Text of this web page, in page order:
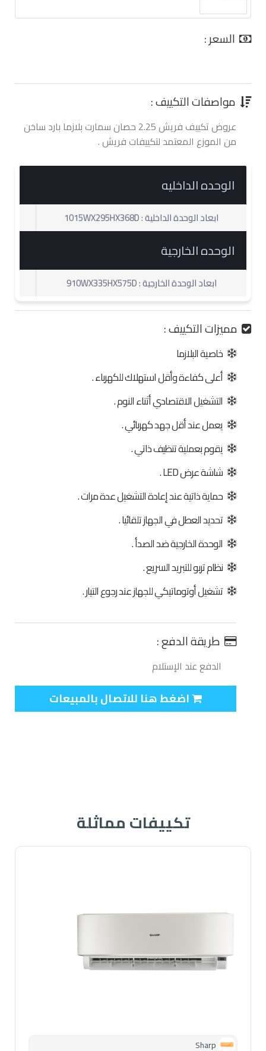
السعر :
مواصفات التكييف :
عروض تكييف فريش 2.25 حصان سمارت بلازما بارد ساخن
من الموزع المعتمد لتكييفات فريش .
الوحده الداخليه
ابعاد الوحدة الداخلية : 1015WX295HX368D
الوحده الخارجية
ابعاد الوحدة الخارجية : 910WX335HX575D
مميزات التكييف :
خاصية البلازما
أعلى كفاءة وأقل استهلاك للكهرباء .
التشغيل الاقتصادي أثناء النوم .
يعمل عند أقل جهد كهربائي .
يقوم بعملية تنظيف ذاتي .
شاشة عرض LED .
حماية ذاتية عند إعادة التشغيل عدة مرات .
تحديد العطل في الجهاز تلقائيا .
الوحدة الخارجية ضد الصدأ .
نظام تربو للتبريد السريع .
تشغيل أوتوماتيكي للجهاز عند رجوع التيار .
طريقة الدفع :
الدفع عند الإستلام
اضغط هنا للاتصال بالمبيعات
تكييفات مماثلة